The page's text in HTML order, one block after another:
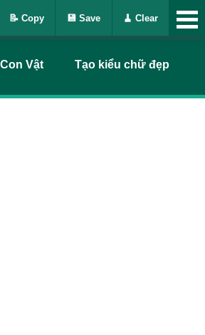
Vật Tạo kiểu chữ đẹp
📝 Copy 💾 Save 🧹 Clear